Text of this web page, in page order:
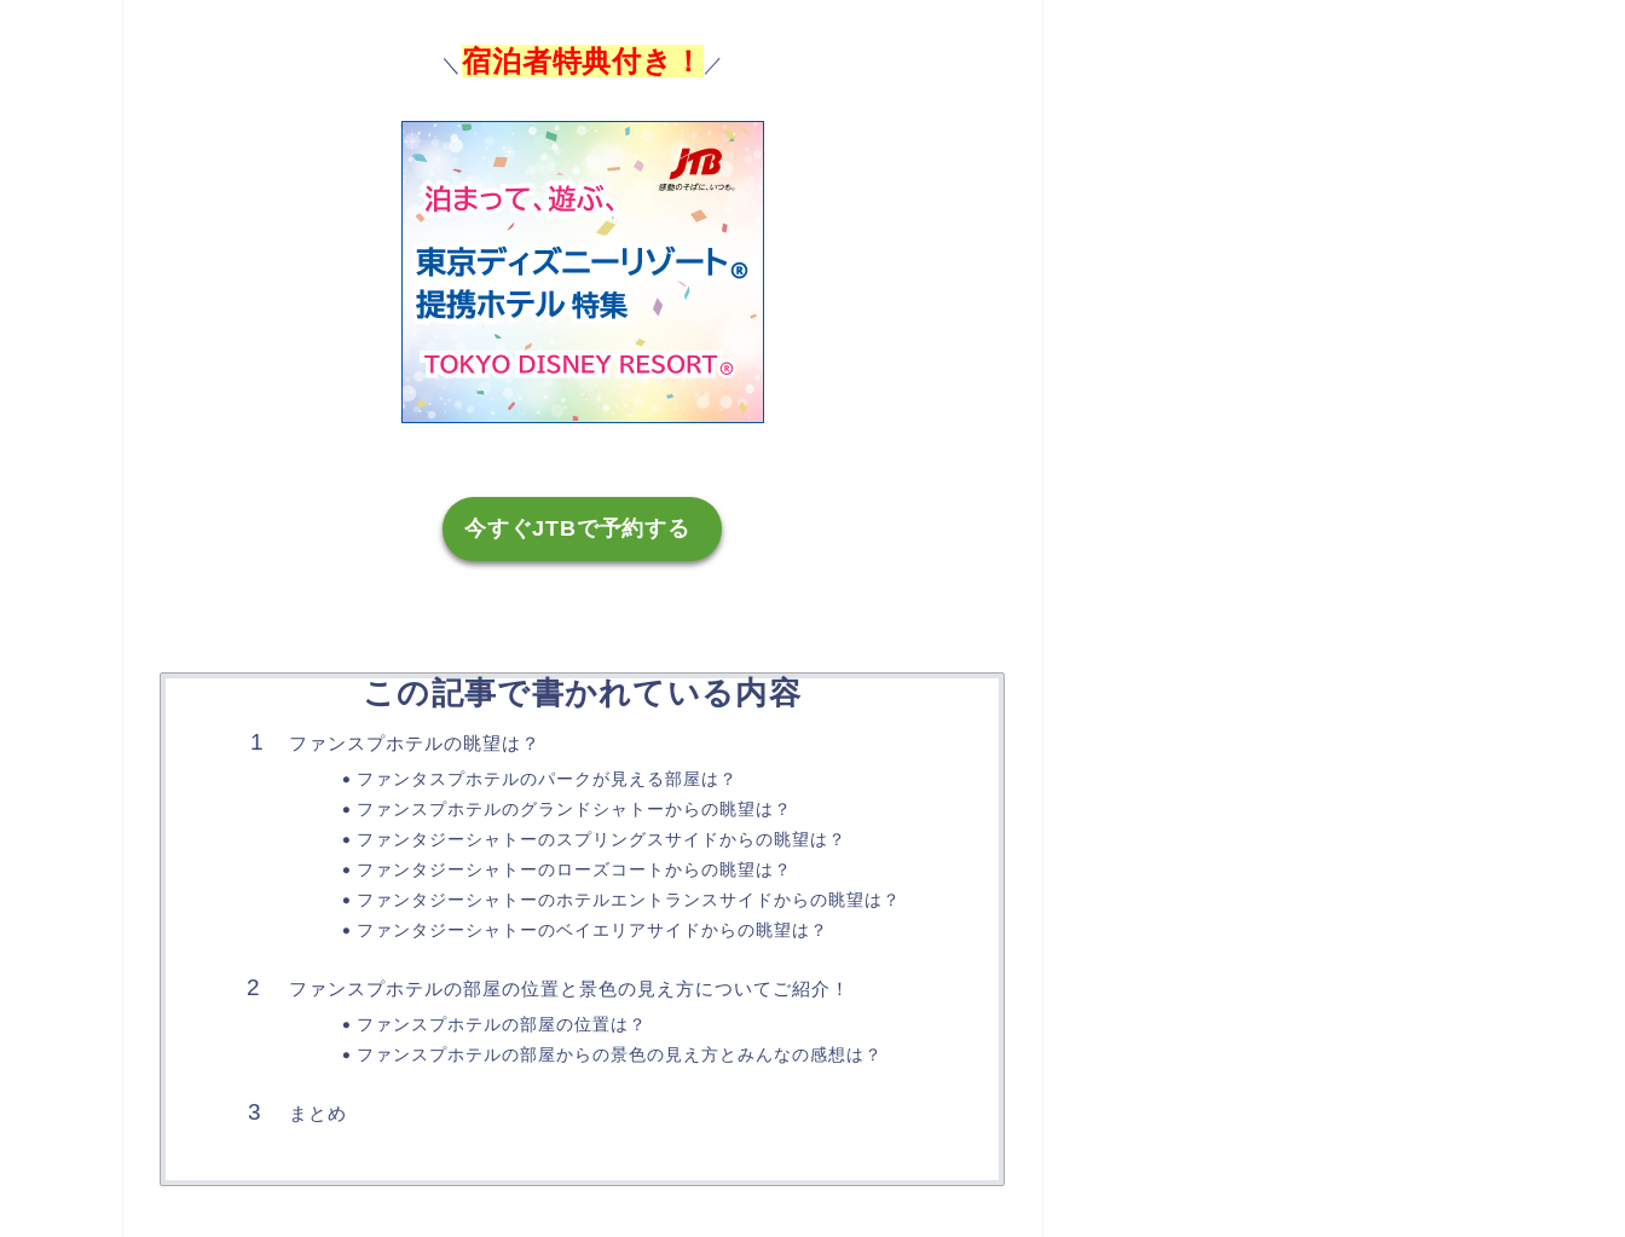
＼宿泊者特典付き！ ／
今すぐJTBで予約する
この記事で書かれている内容
ファンスプホテルの眺望は？
ファンタスプホテルのパークが見える部屋は？
ファンスプホテルのグランドシャトーからの眺望は？
ファンタジーシャトーのスプリングスサイドからの眺望は？
ファンタジーシャトーのローズコートからの眺望は？
ファンタジーシャトーのホテルエントランスサイドからの眺望は？
ファンタジーシャトーのベイエリアサイドからの眺望は？
ファンスプホテルの部屋の位置と景色の見え方についてご紹介！
ファンスプホテルの部屋の位置は？
ファンスプホテルの部屋からの景色の見え方とみんなの感想は？
まとめ